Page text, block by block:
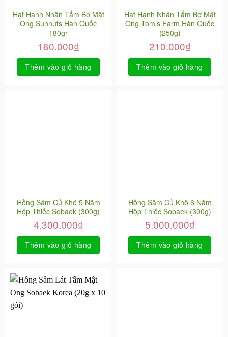
Hạt Hạnh Nhân Tẩm Bơ Mật
Ong Sunnuts Hàn Quốc
180gr
160.000₫
Thêm vào giỏ hàng
Hạt Hạnh Nhân Tẩm Bơ Mật
Ong Tom’s Farm Hàn Quốc
(250g)
210.000₫
Thêm vào giỏ hàng
Hồng Sâm Củ Khô 5 Năm
Hộp Thiếc Sobaek (300g)
4.300.000₫
Thêm vào giỏ hàng
Hồng Sâm Củ Khô 6 Năm
Hộp Thiếc Sobaek (300g)
5.000.000₫
Thêm vào giỏ hàng